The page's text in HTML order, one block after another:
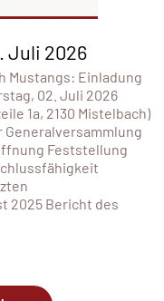
Juli 2026
Mustangs: Einladung
02. Juli 2026
1a, 2130 Mistelbach)
Generalversammlung
Feststellung
2025 Bericht des